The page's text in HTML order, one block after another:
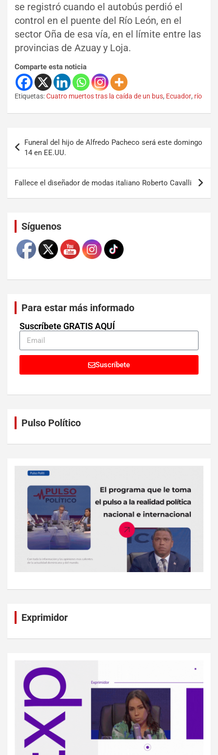
se registró cuando el autobús perdió el
control en el puente del Río León, en el
sector Oña de esa vía, en el límite entre las
provincias de Azuay y Loja.
Comparte esta noticia
Etiquetas:Cuatro muertos tras la caída de un bus, Ecuador, río
Funeral del hijo de Alfredo Pacheco será este domingo
14 en EE.UU.
Fallece el diseñador de modas italiano Roberto Cavalli
Síguenos
Para estar más informado
Suscríbete GRATIS AQUÍ
Suscríbete
Pulso Político
Exprimidor